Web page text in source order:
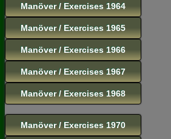
Manöver / Exercises 1964
Manöver / Exercises 1965
Manöver / Exercises 1966
Manöver / Exercises 1967
Manöver / Exercises 1968
Manöver / Exercises 1970